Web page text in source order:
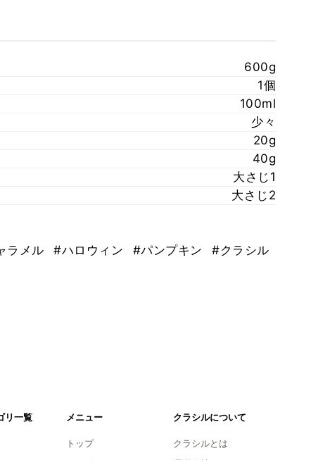
600g
1個
100ml
少々
20g
40g
大さじ1
大さじ2
ラメル #ハロウィン #パンプキン
#クラシル
リ一覧 メニュー
トップ
クラシルについて
クラシルとは